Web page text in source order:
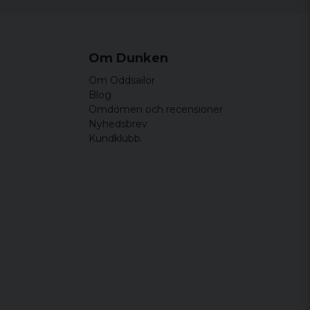
Om Dunken
Om Oddsailor
Blog
Omdömen och recensioner
Nyhedsbrev
Kundklubb.